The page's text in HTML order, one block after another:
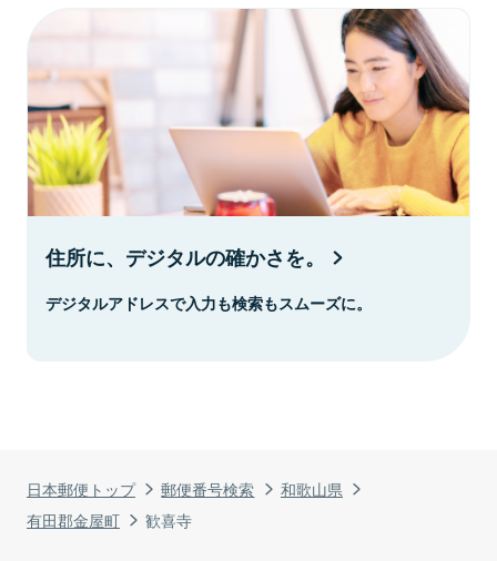
日本郵便トップ 郵便番号検索
和歌山県
有田郡金屋町
歓喜寺
住所に、デジタルの確かさを。
デジタルアドレスで入力も検索もスムーズに。